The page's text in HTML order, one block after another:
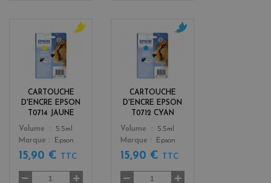
CARTOUCHE
D'ENCRE EPSON
T0714 JAUNE
Color
o
w
Volume
5.5ml
Marque
Epson
15,90 € TTC
CARTOUCHE
D'ENCRE EPSON
T0712 CYAN
Color
Volume
5.5ml
Marque
Epson
15,90 € TTC